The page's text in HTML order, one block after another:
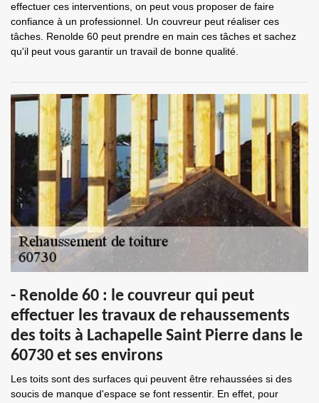
effectuer ces interventions, on peut vous proposer de faire
confiance à un professionnel. Un couvreur peut réaliser ces
tâches. Renolde 60 peut prendre en main ces tâches et sachez
qu'il peut vous garantir un travail de bonne qualité.
- Renolde 60 : le couvreur qui peut
effectuer les travaux de rehaussements
des toits à Lachapelle Saint Pierre dans le
60730 et ses environs
Les toits sont des surfaces qui peuvent être rehaussées si des
soucis de manque d'espace se font ressentir. En effet, pour